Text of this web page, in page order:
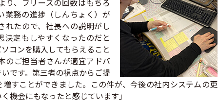
業務の進捗（しんちょく）が
れたので、社長への説明がし
決定もしやすくなったのだと
コンを購入してもらえること
のご担当者さんが適宜アドバ
です。第三者の視点からご提
すことができました。この件が、今後の社内システムの更
機会にもなったと感じています」